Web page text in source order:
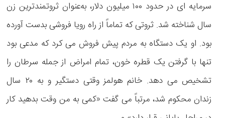
سرمایه ای در حدود ۱۰۰ میلیون دلار، به‌عنوان ثروتمندترین زن
سال شناخته شد. ثروتی که تماماً از راه رویا فروشی بدست آورده
بود. او یک دستگاه به مردم پیش فروش می کرد که مدعی بود
تنها با گرفتن یک قطره خون، تمام امراض از جمله سرطان را
تشخیص می دهد. خانم هولمز وقتی دستگیر و به ۲۰ سال
زندان محکوم شد، مرتباً می گفت «کمی به من وقت بدهید کار